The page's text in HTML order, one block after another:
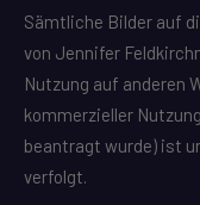
Sämtliche Bilder auf
von Jennifer
Nutzung auf anderen
kommerzieller
beantragt wurde) ist
verfolgt.